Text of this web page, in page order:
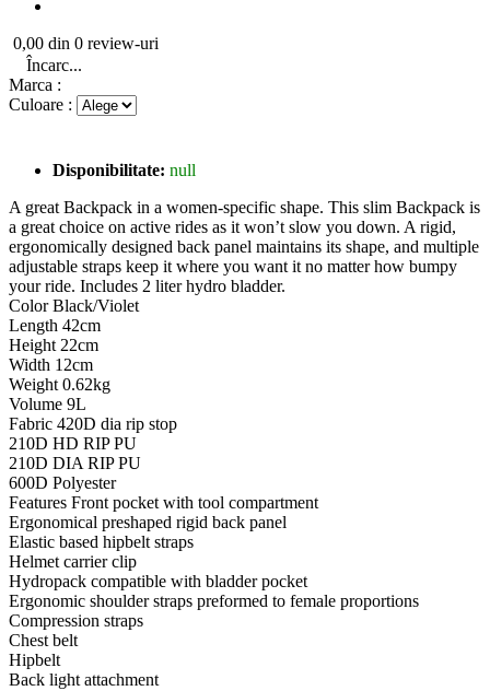
0,00 din 0 review-uri
Încarc...
Marca :
Culoare :
Disponibilitate: null
A great Backpack in a women-specific shape. This slim Backpack is
a great choice on active rides as it won’t slow you down. A rigid,
ergonomically designed back panel maintains its shape, and multiple
adjustable straps keep it where you want it no matter how bumpy
your ride. Includes 2 liter hydro bladder.
Color Black/Violet
Length 42cm
Height 22cm
Width 12cm
Weight 0.62kg
Volume 9L
Fabric 420D dia rip stop
210D HD RIP PU
210D DIA RIP PU
600D Polyester
Features Front pocket with tool compartment
Ergonomical preshaped rigid back panel
Elastic based hipbelt straps
Helmet carrier clip
Hydropack compatible with bladder pocket
Ergonomic shoulder straps preformed to female proportions
Compression straps
Chest belt
Hipbelt
Back light attachment